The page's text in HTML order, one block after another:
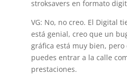
stroksavers en formato
VG: No, no creo. El Digital
está genial, creo que un
gráfica está muy bien,
puedes entrar a la calle
prestaciones.